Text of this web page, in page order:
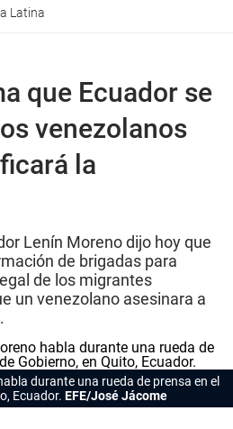
Latina
que Ecuador se
venezolanos
la
Lenín Moreno dijo hoy que
de brigadas para
de los migrantes
un venezolano asesinara a
durante una rueda de prensa en el
Ecuador. EFE/José Jácome